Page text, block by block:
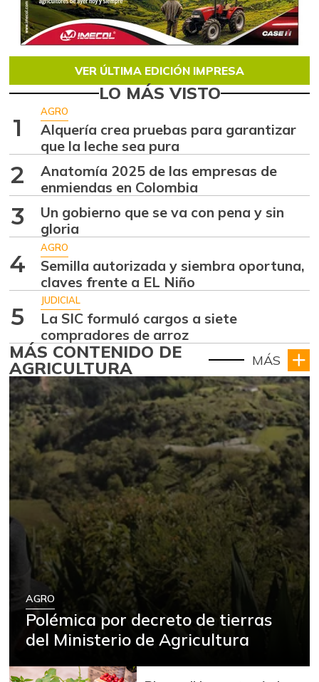
VER ÚLTIMA EDICIÓN IMPRESA
LO MÁS VISTO
1
AGRO
Alquería crea pruebas para garantizar
que la leche sea pura
2
Anatomía 2025 de las empresas de
enmiendas en Colombia
3
Un gobierno que se va con pena y sin
gloria
4
AGRO
Semilla autorizada y siembra oportuna,
claves frente a EL Niño
5
JUDICIAL
La SIC formuló cargos a siete
compradores de arroz
MÁS CONTENIDO DE
AGRICULTURA MÁS
AGRO
Polémica por decreto de tierras
del Ministerio de Agricultura